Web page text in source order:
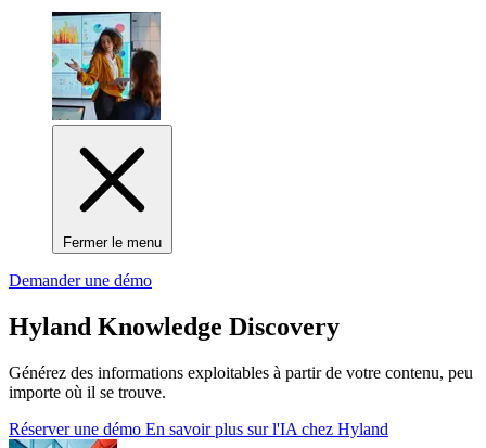
Fermer le menu
Demander une démo
Hyland Knowledge Discovery
Générez des informations exploitables à partir de votre contenu, peu
importe où il se trouve.
Réserver une démo En savoir plus sur l'IA chez Hyland